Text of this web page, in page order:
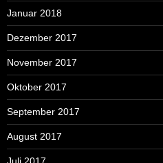
Januar 2018
Dezember 2017
November 2017
Oktober 2017
September 2017
August 2017
Juli 2017